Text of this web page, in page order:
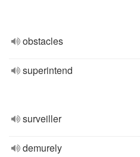
obstacles
superintend
surveiller
demurely